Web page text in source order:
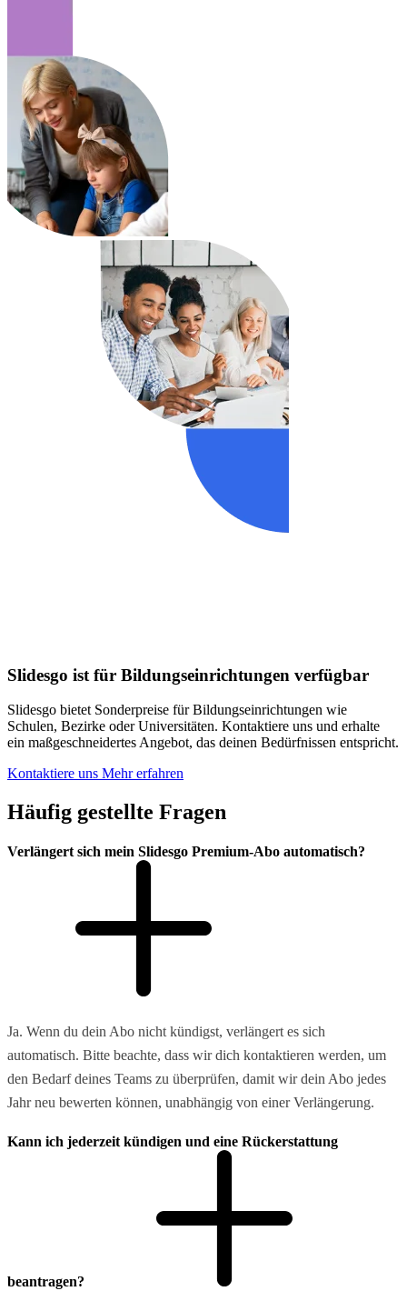
Slidesgo ist für Bildungseinrichtungen verfügbar
Slidesgo bietet Sonderpreise für Bildungseinrichtungen wie
Schulen, Bezirke oder Universitäten. Kontaktiere uns und erhalte
ein maßgeschneidertes Angebot, das deinen Bedürfnissen entspricht.
Kontaktiere uns Mehr erfahren
Häufig gestellte Fragen
Verlängert sich mein Slidesgo Premium-Abo automatisch?
Ja. Wenn du dein Abo nicht kündigst, verlängert es sich
automatisch. Bitte beachte, dass wir dich kontaktieren werden, um
den Bedarf deines Teams zu überprüfen, damit wir dein Abo jedes
Jahr neu bewerten können, unabhängig von einer Verlängerung.
Kann ich jederzeit kündigen und eine Rückerstattung
beantragen?